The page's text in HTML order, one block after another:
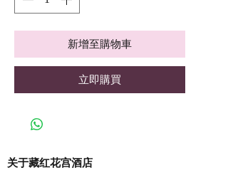
新增至購物車
立即購買
关于藏红花宫酒店